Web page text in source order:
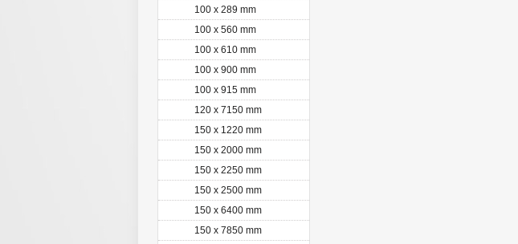
100 x 289 mm
100 x 560 mm
100 x 610 mm
100 x 900 mm
100 x 915 mm
120 x 7150 mm
150 x 1220 mm
150 x 2000 mm
150 x 2250 mm
150 x 2500 mm
150 x 6400 mm
150 x 7850 mm